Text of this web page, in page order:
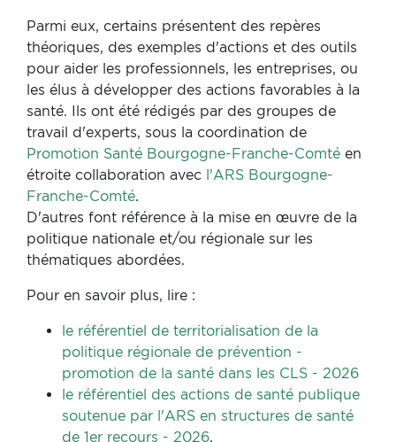
Parmi eux, certains présentent des repères
théoriques, des exemples d'actions et des outils
pour aider les professionnels, les entreprises, ou
les élus à développer des actions favorables à la
santé. Ils ont été rédigés par des groupes de
travail d'experts, sous la coordination de
Promotion Santé Bourgogne-Franche-Comté en
étroite collaboration avec l'ARS Bourgogne-
Franche-Comté.
D'autres font référence à la mise en œuvre de la
politique nationale et/ou régionale sur les
thématiques abordées.
Pour en savoir plus, lire :
le référentiel de territorialisation de la
politique régionale de prévention -
promotion de la santé dans les CLS - 2026
le référentiel des actions de santé publique
soutenue par l'ARS en structures de santé
de 1er recours - 2026.